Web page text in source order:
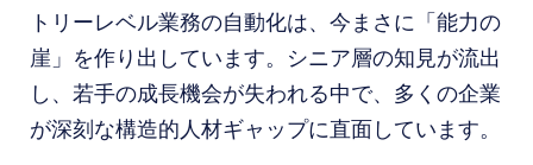
トリーレベル業務の自動化は、今まさに「能力の
崖」を作り出しています。シニア層の知見が流出
し、若手の成長機会が失われる中で、多くの企業
が深刻な構造的人材ギャップに直面しています。